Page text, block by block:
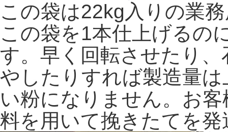
この袋は22kg入りの業
この袋を1本仕上げるの
す。早く回転させたり
やしたりすれば製造量
い粉になりません。お
料を用いて挽きたてを